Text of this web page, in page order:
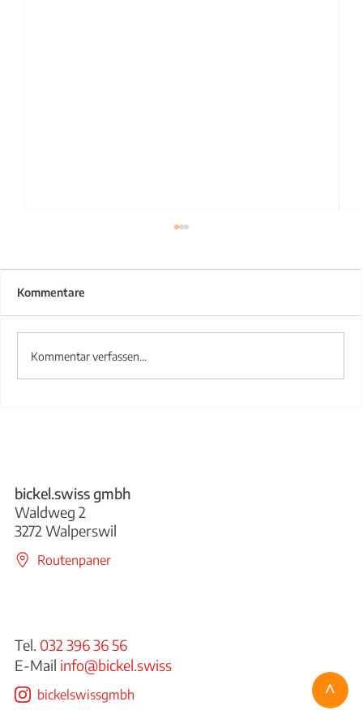
Treppengeländer aus Stahl
Kommentare
Kommentar verfassen...
bickel.swiss gmbh
Waldweg 2
3272 Walperswil
Routenpaner
Tel. 032 396 36 56
E-Mail info@bickel.swiss
bickelswissgmbh ^